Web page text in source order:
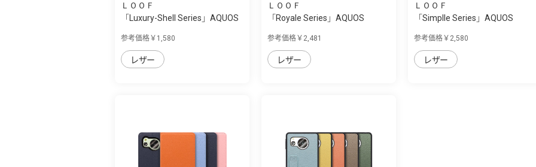
ＬＯＯＦ
「Luxury-Shell Series」AQUOS
参考価格￥1,580
レザー
ＬＯＯＦ
「Royale Series」AQUOS
参考価格￥2,481
レザー
ＬＯＯＦ
「Simplle Series」AQUOS
参考価格￥2,580
レザー